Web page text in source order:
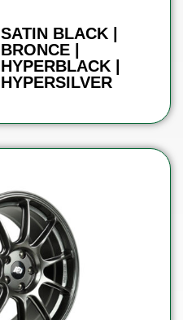
SATIN BLACK |
BRONCE |
HYPERBLACK |
HYPERSILVER